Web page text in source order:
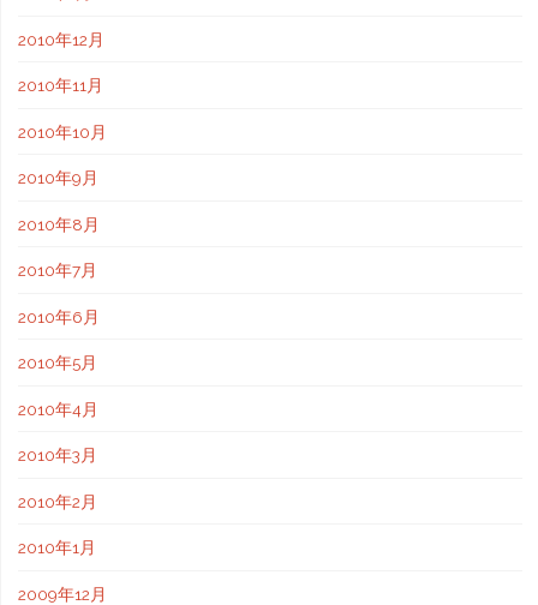
2010年12月
2010年11月
2010年10月
2010年9月
2010年8月
2010年7月
2010年6月
2010年5月
2010年4月
2010年3月
2010年2月
2010年1月
2009年12月